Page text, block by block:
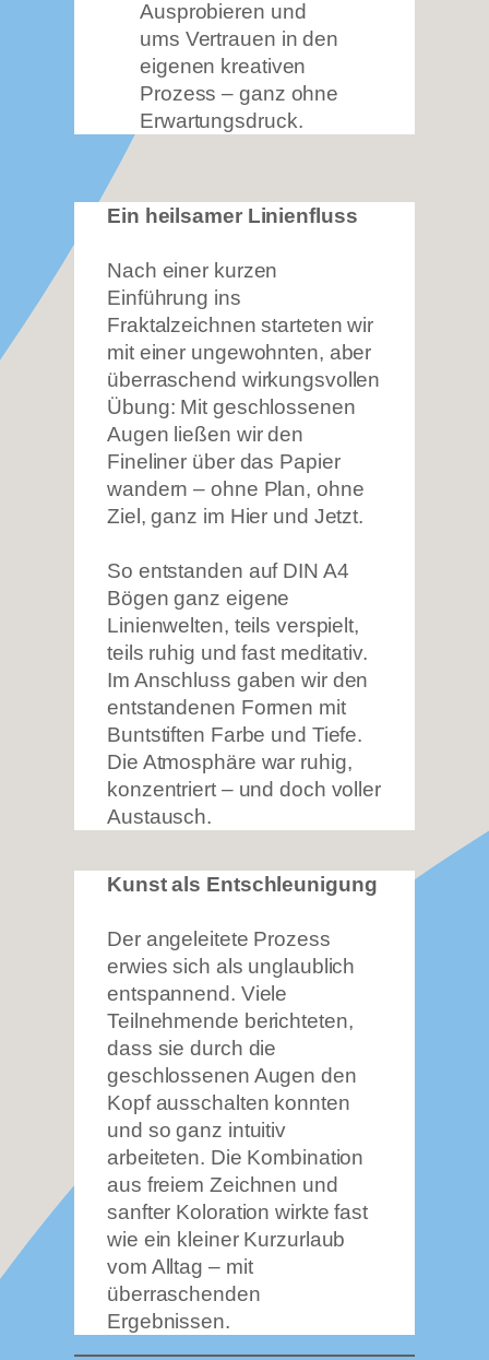
Ausprobieren und
ums Vertrauen in den
eigenen kreativen
Prozess – ganz ohne
Erwartungsdruck.
Ein heilsamer Linienfluss
Nach einer kurzen
Einführung ins
Fraktalzeichnen starteten wir
mit einer ungewohnten, aber
überraschend wirkungsvollen
Übung: Mit geschlossenen
Augen ließen wir den
Fineliner über das Papier
wandern – ohne Plan, ohne
Ziel, ganz im Hier und Jetzt.
So entstanden auf DIN A4
Bögen ganz eigene
Linienwelten, teils verspielt,
teils ruhig und fast meditativ.
Im Anschluss gaben wir den
entstandenen Formen mit
Buntstiften Farbe und Tiefe.
Die Atmosphäre war ruhig,
konzentriert – und doch voller
Austausch.
Kunst als Entschleunigung
Der angeleitete Prozess
erwies sich als unglaublich
entspannend. Viele
Teilnehmende berichteten,
dass sie durch die
geschlossenen Augen den
Kopf ausschalten konnten
und so ganz intuitiv
arbeiteten. Die Kombination
aus freiem Zeichnen und
sanfter Koloration wirkte fast
wie ein kleiner Kurzurlaub
vom Alltag – mit
überraschenden
Ergebnissen.